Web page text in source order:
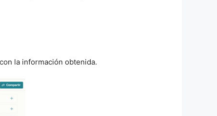
la información obtenida.